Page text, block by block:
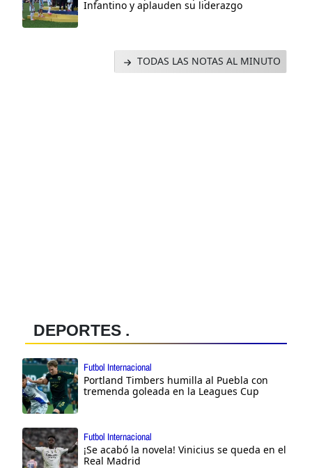
Infantino y aplauden su liderazgo
TODAS LAS NOTAS AL MINUTO
DEPORTES .
Futbol Internacional
Portland Timbers humilla al Puebla con
tremenda goleada en la Leagues Cup
Futbol Internacional
¡Se acabó la novela! Vinicius se queda en el
Real Madrid